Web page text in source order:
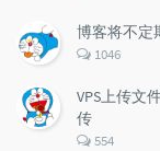
数：
博客将不定
评
数：
1046
VPS上传文
传
评
554